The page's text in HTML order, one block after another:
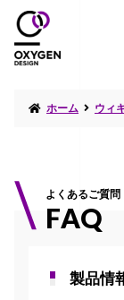
ホーム ウィ
よくあるご質問
FAQ
製品情